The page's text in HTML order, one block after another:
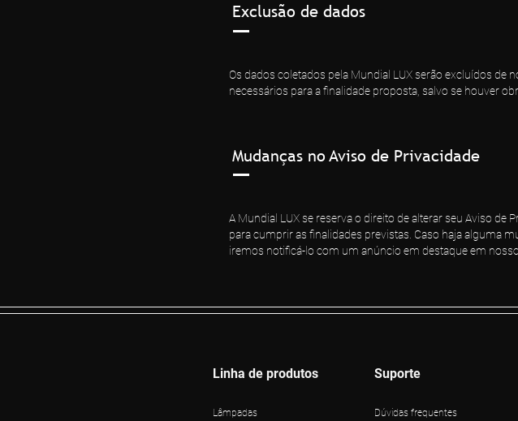
Exclusão de dados
Os dados coletados pela Mundial LUX serão excluídos
necessários para a finalidade proposta, salvo se houver
Mudanças no Aviso de Privacidade
A Mundial LUX se reserva o direito de alterar seu Aviso
para cumprir as finalidades previstas. Caso haja alguma
iremos notificá-lo com um anúncio em destaque em
Linha de produtos
Lâmpadas
Suporte
Dúvidas frequentes